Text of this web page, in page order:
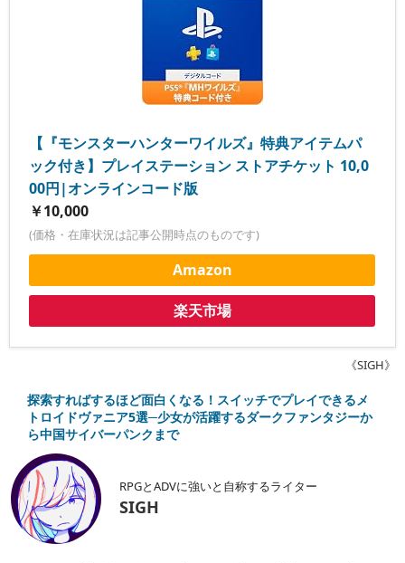
【『モンスターハンターワイルズ』特典アイテムパ
ック付き】プレイステーション ストアチケット 10,0
00円|オンラインコード版
￥10,000
(価格・在庫状況は記事公開時点のものです)
Amazon
楽天市場
《SIGH》
探索すればするほど面白くなる！スイッチでプレイできるメ
トロイドヴァニア5選─少女が活躍するダークファンタジーか
ら中国サイバーパンクまで
RPGとADVに強いと自称するライター
SIGH